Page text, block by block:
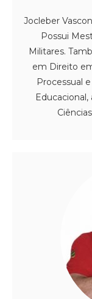
Jocleber
Possui
Militares.
em Direito
Processual